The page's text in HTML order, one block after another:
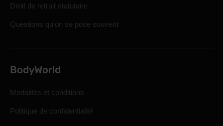
Droit de retrait statutaire
Questions qu'on se pose souvent
BodyWorld
Modalités et conditions
Politique de confidentialité